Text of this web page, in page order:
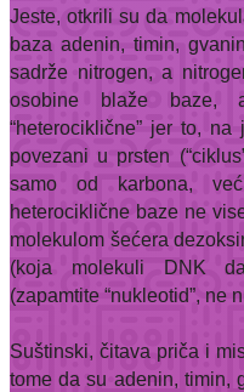
Jeste, otkrili su da
baza adenin, timin,
sadrže nitrogen, a
osobine blaže
“heterociklične” jer to,
povezani u prsten
samo od karbona,
heterociklične baze ne
molekulom šećera
(koja molekuli DNK
(zapamtite “nukleotid”, ne
Suštinski, čitava priča i
tome da su adenin, timin,